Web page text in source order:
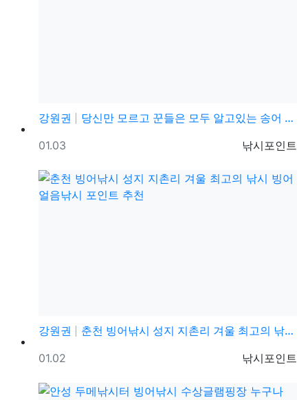
강원권
당신만 모르고 꾼들은 모두 알고있는 송어 얼음낚시 채비
등록자
낚시포인트
등록일
01.03
강원권
춘천 빙어낚시 성지 지촌리 겨울 최고의 낚시 빙어 얼음…
등록자
낚시포인트
등록일
01.02